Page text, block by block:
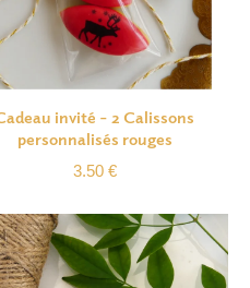
invité – 2 Calissons
personnalisés rouges
3.50 €